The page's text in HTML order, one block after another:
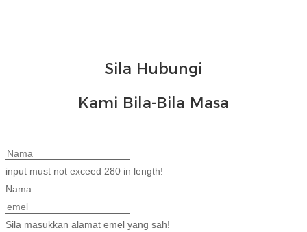
മലയാളം
Sila Hubungi
Kami Bila-Bila Masa
input must not exceed 280 in length!
Nama
Sila masukkan alamat emel yang sah!